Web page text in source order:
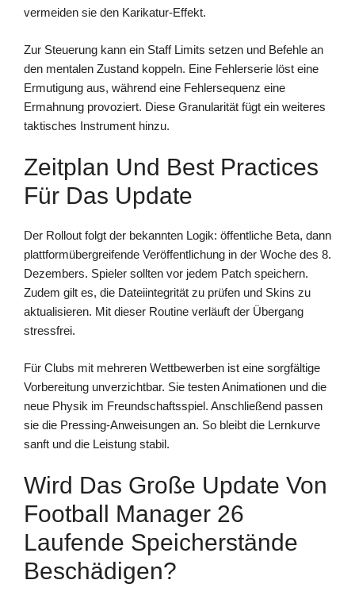
vermeiden sie den Karikatur-Effekt.
Zur Steuerung kann ein Staff Limits setzen und Befehle an
den mentalen Zustand koppeln. Eine Fehlerserie löst eine
Ermutigung aus, während eine Fehlersequenz eine
Ermahnung provoziert. Diese Granularität fügt ein weiteres
taktisches Instrument hinzu.
Zeitplan Und Best Practices
Für Das Update
Der Rollout folgt der bekannten Logik: öffentliche Beta, dann
plattformübergreifende Veröffentlichung in der Woche des 8.
Dezembers. Spieler sollten vor jedem Patch speichern.
Zudem gilt es, die Dateiintegrität zu prüfen und Skins zu
aktualisieren. Mit dieser Routine verläuft der Übergang
stressfrei.
Für Clubs mit mehreren Wettbewerben ist eine sorgfältige
Vorbereitung unverzichtbar. Sie testen Animationen und die
neue Physik im Freundschaftsspiel. Anschließend passen
sie die Pressing-Anweisungen an. So bleibt die Lernkurve
sanft und die Leistung stabil.
Wird Das Große Update Von
Football Manager 26
Laufende Speicherstände
Beschädigen?